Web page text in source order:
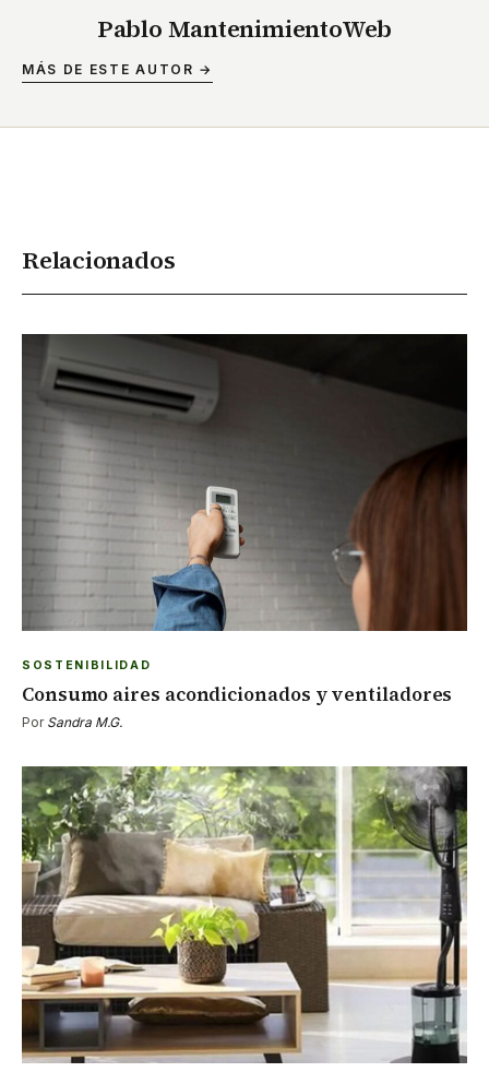
Pablo MantenimientoWeb
MÁS DE ESTE AUTOR →
Relacionados
SOSTENIBILIDAD
Consumo aires acondicionados y ventiladores
Por Sandra M.G.